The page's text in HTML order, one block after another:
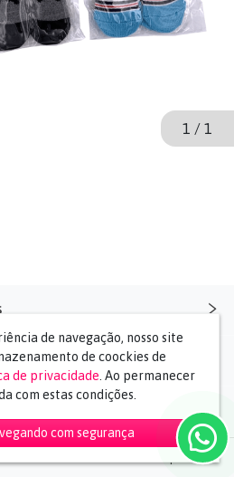
de navegação, nosso site
de coockies de
de privacidade . Ao permanecer
com estas condições.
com segurança
1 / 1
entre você e seu pet
de felicidade
Transparência e Mãos
62 - Vila Guilherme - SP
Desenvolvido porTEEKI